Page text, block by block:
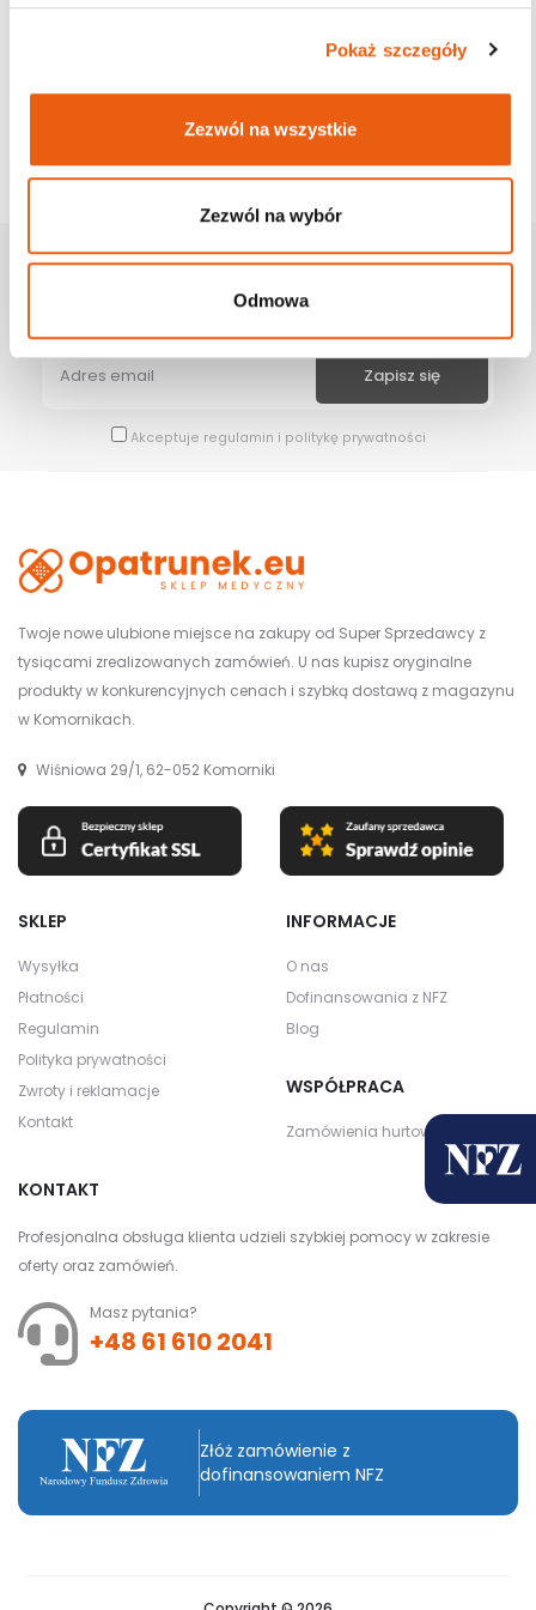
Pokaż szczegóły
Zezwól na wszystkie
Zezwól na wybór
Odmowa
Zapisz Się Na Newsletter
Bądź na bieżąco z naszymi wszystkimi nowościami i promocjami.
Akceptuje regulamin i politykę prywatności
Twoje nowe ulubione miejsce na zakupy od Super Sprzedawcy z
tysiącami zrealizowanych zamówień. U nas kupisz oryginalne
produkty w konkurencyjnych cenach i szybką dostawą z magazynu
w Komornikach.
Wiśniowa 29/1, 62-052 Komorniki
SKLEP
Wysyłka
Płatności
Regulamin
Polityka prywatności
Zwroty i reklamacje
Kontakt
INFORMACJE
O nas
Dofinansowania z NFZ
Blog
WSPÓŁPRACA
Zamówienia hurtowe
KONTAKT
Profesjonalna obsługa klienta udzieli szybkiej pomocy w zakresie
oferty oraz zamówień.
Masz pytania?
+48 61 610 2041
Złóż zamówienie z
dofinansowaniem NFZ